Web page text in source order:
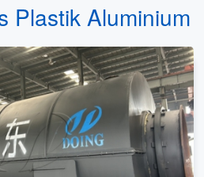
Plastik Aluminium